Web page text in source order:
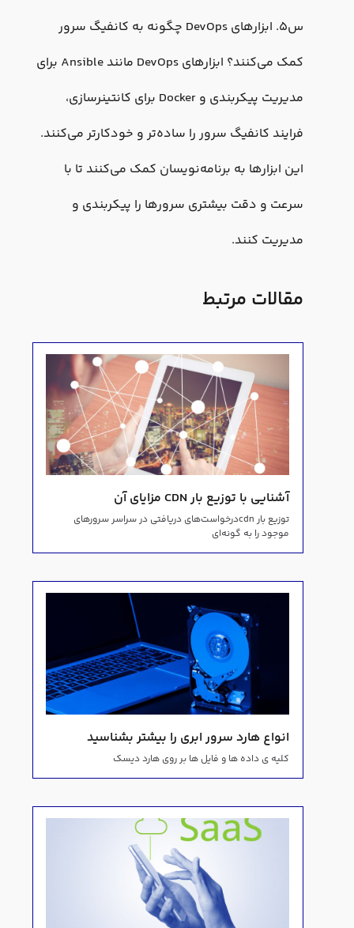
س5. ابزارهای DevOps چگونه به کانفیگ سرور
کمک می‌کنند؟ ابزارهای DevOps مانند Ansible برای
مدیریت پیکربندی و Docker برای کانتینرسازی،
فرایند کانفیگ سرور را ساده‌تر و خودکارتر می‌کنند.
این ابزارها به برنامه‌نویسان کمک می‌کنند تا با
سرعت و دقت بیشتری سرورها را پیکربندی و
مدیریت کنند.
مقالات مرتبط
آشنایی با توزیع بار CDN مزایای آن
توزیع بار cdnدرخواست‌های دریافتی در سراسر سرورهای
موجود را به گونه‌ای
انواع هارد سرور ابری را بیشتر بشناسید
کلیه ی داده ها و فایل ها بر روی هارد دیسک